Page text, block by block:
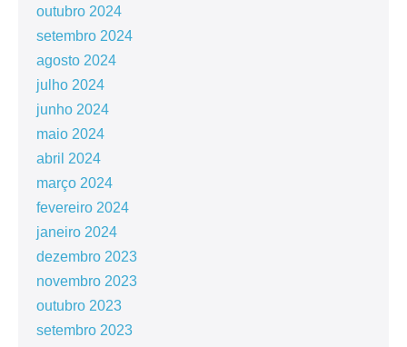
outubro 2024
setembro 2024
agosto 2024
julho 2024
junho 2024
maio 2024
abril 2024
março 2024
fevereiro 2024
janeiro 2024
dezembro 2023
novembro 2023
outubro 2023
setembro 2023